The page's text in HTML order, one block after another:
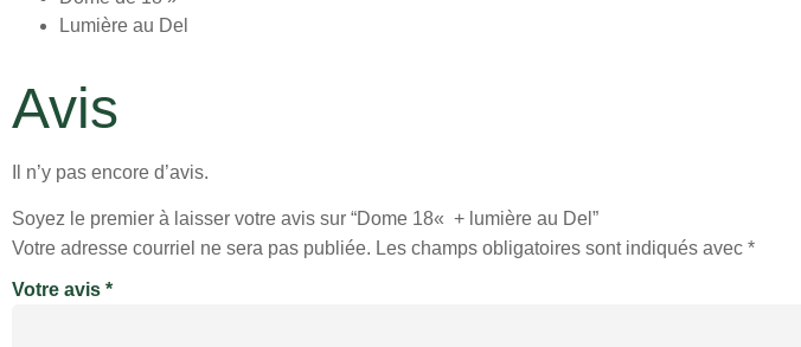
Lumière au Del
Avis
Il n’y pas encore d’avis.
Soyez le premier à laisser votre avis sur “Dome 18« + lumière au Del”
Votre adresse courriel ne sera pas publiée. Les champs obligatoires sont indiqués avec *
Votre avis *